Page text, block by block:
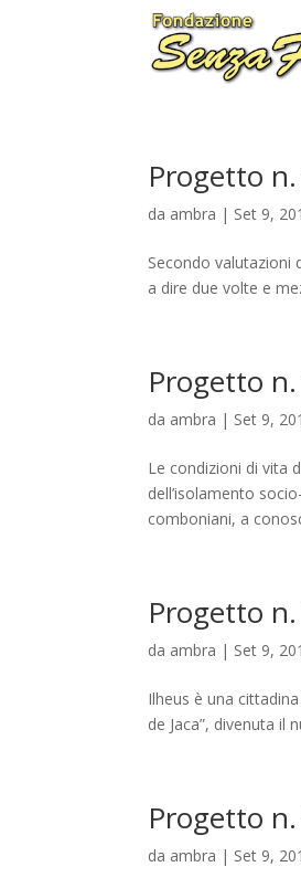
Progetto
da ambra | Set 9,
Secondo valutazioni
a dire due volte e
Progetto
da ambra | Set 9,
Le condizioni di vita
dell’isolamento
comboniani, a
Progetto n.
da ambra | Set 9,
Ilheus è una
de Jaca”, divenuta il
Progetto
da ambra | Set 9,